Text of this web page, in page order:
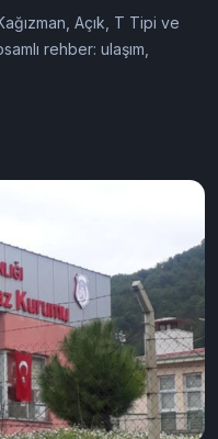
Açık, T Tipi ve
rehber: ulaşım,